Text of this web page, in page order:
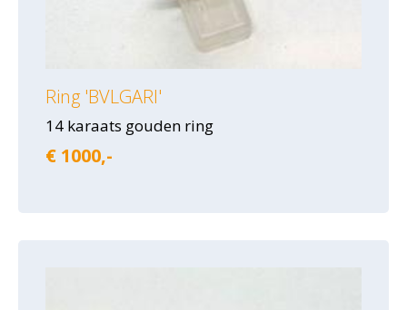
Ring 'BVLGARI'
14 karaats gouden ring
€ 1000,-